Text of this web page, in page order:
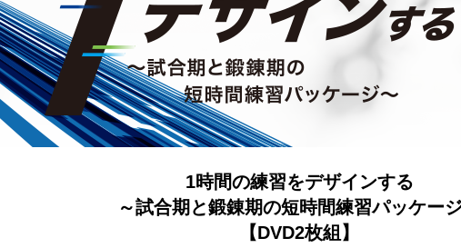
1時間の練習をデザインする
～試合期と鍛錬期の短時間練習パッケー
【DVD2枚組】